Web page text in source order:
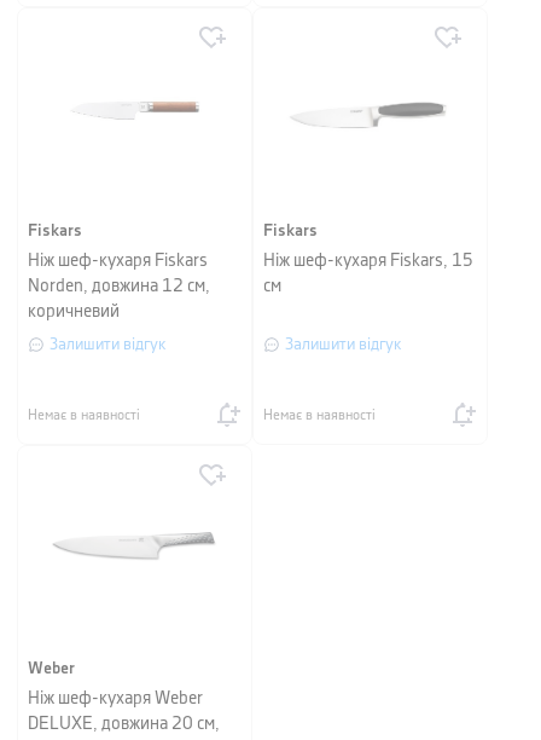
Fiskars
Ніж шеф-кухаря Fiskars
Norden, довжина 12 см,
коричневий
Залишити відгук
Немає в наявності
Fiskars
Ніж шеф-кухаря Fiskars, 15
см
Залишити відгук
Немає в наявності
Weber
Ніж шеф-кухаря Weber
DELUXE, довжина 20 см,